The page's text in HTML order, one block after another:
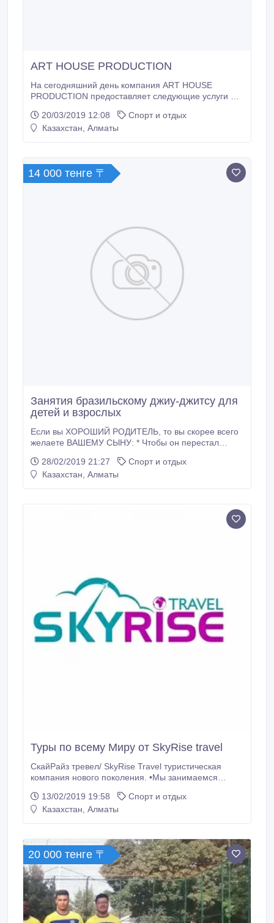
ART HOUSE PRODUCTION
На сегодняшний день компания ART HOUSE
PRODUCTION предоставляет следующие услуги по
подростков б) для взрослых в) индивидуальная
подготовка детей к участию в кастингах и съемках.
20/03/2019 12:08
Спорт и отдых
Казахстан, Алматы
14 000 тенге 〒
Занятия бразильскому джиу-джитсу для
детей и взрослых
Если вы ХОРОШИЙ РОДИТЕЛЬ, то вы скорее всего
желаете ВАШЕМУ СЫНУ: * Чтобы он перестал
Научился легко себя защищать и быть самым
крутым среди сверстников * Завоевал много
боялся и вырос смелым и решительным Всё это вы
28/02/2019 21:27
Спорт и отдых
Казахстан, Алматы
Туры по всему Миру от SkyRise travel
СкайРайз тревел/ SkyRise Travel туристическая
компания нового поколения. •Мы занимаемся
любой уголок мира. Для вас доступны пляжный
отдых, горнолыжные базы, экскурсионные и экстрим
туры по приятной цене и многое другое.
13/02/2019 19:58
Спорт и отдых
Казахстан, Алматы
20 000 тенге 〒